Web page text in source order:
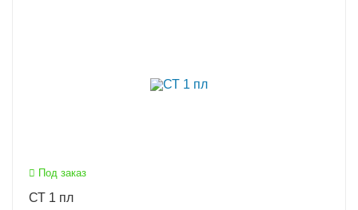
Под заказ
СТ 1 пл